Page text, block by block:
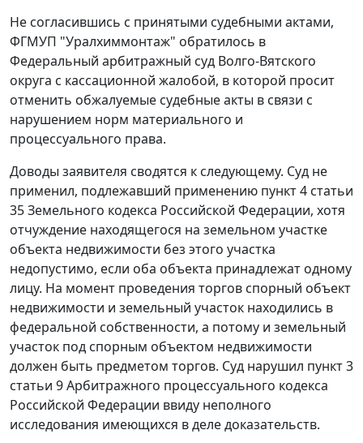
Не согласившись с принятыми судебными актами,
ФГМУП "Уралхиммонтаж" обратилось в
Федеральный арбитражный суд Волго-Вятского
округа с кассационной жалобой, в которой просит
отменить обжалуемые судебные акты в связи с
нарушением норм материального и
процессуального права.
Доводы заявителя сводятся к следующему. Суд не
применил, подлежавший применению пункт 4 статьи
35Земельного кодекса Российской Федерации, хотя
отчуждение находящегося на земельном участке
объекта недвижимости без этого участка
недопустимо, если оба объекта принадлежат одному
лицу. На момент проведения торгов спорный объект
недвижимости и земельный участок находились в
федеральной собственности, а потому и земельный
участок под спорным объектом недвижимости
должен быть предметом торгов. Суд нарушил пункт 3
статьи 9Арбитражного процессуального кодекса
Российской Федерации ввиду неполного
исследования имеющихся в деле доказательств.